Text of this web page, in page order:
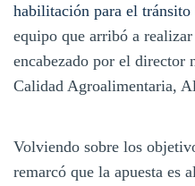
habilitación para el tránsito
equipo que arribó a
encabezado por el director
Calidad Agroalimentaria,
Volviendo sobre los
remarcó que la apuesta es